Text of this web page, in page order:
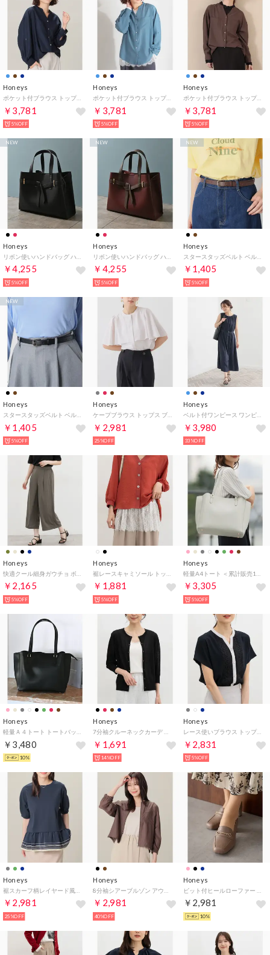
Honeys
￥3,781
5%OFF
Honeys
￥3,781
5%OFF
Honeys
ポケット付ブラウス トップス ブラウス 長袖 マルチWAY 袖ロールアップ スキッパーカラー フロントボタン 無地 ワッシャー加工 レディース （ブラウン）
￥3,781
5%OFF
Honeys
￥4,255
NEW
5%OFF
Honeys
￥4,255
NEW
5%OFF
Honeys
スタースタッズベルト ベルト スタッズ 星型 合皮 ガーリー オールシーズン 黒 バックル スタッズベルト レディース （ブラウン）
￥1,405
NEW
5%OFF
Honeys
￥1,405
NEW
5%OFF
Honeys
￥2,981
25%OFF
Honeys
ベルト付ワンピース ワンピース ノースリーブ ロング丈 ベルト付き ギャザー シャーリング 裏地付き 無地 クルーネック フェミニン レディース （ネイビー）
￥3,980
33%OFF
Honeys
￥2,165
5%OFF
Honeys
￥1,881
5%OFF
Honeys
￥3,305
5%OFF
Honeys
￥3,480
10%
Honeys
￥1,691
14%OFF
Honeys
レース使いブラウス トップス ブラウス 半袖 大きいサイズ オフィス きれいめ レース 配色 スキッパー フロントボタン 変わり織り レディース （ネイビー）
￥2,831
5%OFF
Honeys
￥2,981
25%OFF
Honeys
￥2,981
40%OFF
Honeys
￥2,981
10%